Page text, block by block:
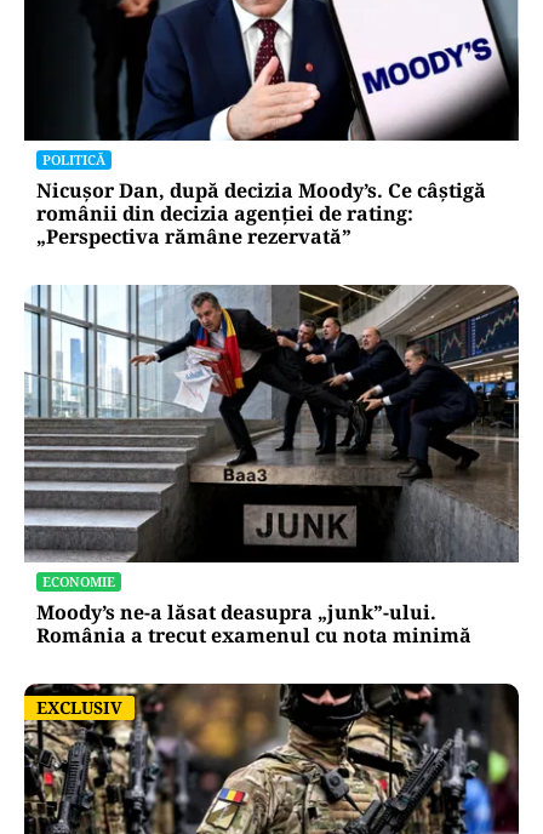
POLITICĂ
Nicușor Dan, după decizia Moody’s. Ce câștigă
românii din decizia agenției de rating:
„Perspectiva rămâne rezervată”
ECONOMIE
Moody’s ne-a lăsat deasupra „junk”-ului.
România a trecut examenul cu nota minimă
EXCLUSIV
EXCLUSIV